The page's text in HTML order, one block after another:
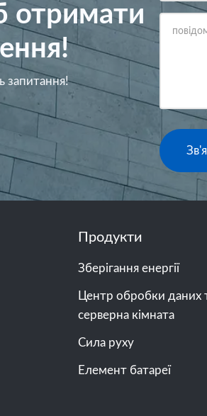
отримати
запитання!
Продукти
Зберігання енергії
Центр обробки даних
серверна кімната
Сила руху
Елемент батареї